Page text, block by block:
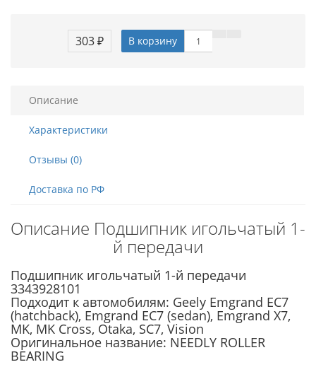
303 ₽ В корзину
Описание
Характеристики
Отзывы (0)
Доставка по РФ
Описание Подшипник игольчатый 1-
й передачи
Подшипник игольчатый 1-й передачи
3343928101
Подходит к автомобилям: Geely Emgrand EC7
(hatchback), Emgrand EC7 (sedan), Emgrand X7,
MK, MK Cross, Otaka, SC7, Vision
Оригинальное название: NEEDLY ROLLER
BEARING